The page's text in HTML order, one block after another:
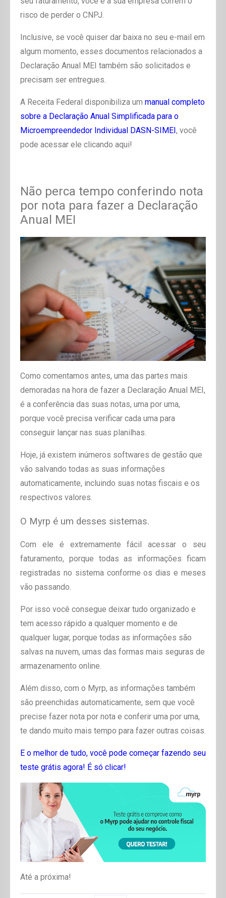
risco de perder o CNPJ.
Inclusive, se você quiser dar baixa no seu e-mail em
algum momento, esses documentos relacionados a
Declaração Anual MEI também são solicitados e
precisam ser entregues.
A Receita Federal disponibiliza um manual completo
sobre a Declaração Anual Simplificada para o
Microempreendedor Individual DASN-SIMEI, você
pode acessar ele clicando aqui!
Não perca tempo conferindo nota
por nota para fazer a Declaração
Anual MEI
Como comentamos antes, uma das partes mais
demoradas na hora de fazer a Declaração Anual MEI,
é a conferência das suas notas, uma por uma,
porque você precisa verificar cada uma para
conseguir lançar nas suas planilhas.
Hoje, já existem inúmeros softwares de gestão que
vão salvando todas as suas informações
automaticamente, incluindo suas notas fiscais e os
respectivos valores.
O Myrp é um desses sistemas.
Com ele é extremamente fácil acessar o seu
faturamento, porque todas as informações ficam
registradas no sistema conforme os dias e meses
vão passando.
Por isso você consegue deixar tudo organizado e
tem acesso rápido a qualquer momento e de
qualquer lugar, porque todas as informações são
salvas na nuvem, umas das formas mais seguras de
armazenamento online.
Além disso, com o Myrp, as informações também
são preenchidas automaticamente, sem que você
precise fazer nota por nota e conferir uma por uma,
te dando muito mais tempo para fazer outras coisas.
E o melhor de tudo, você pode começar fazendo seu
teste grátis agora! É só clicar!
Até a próxima!